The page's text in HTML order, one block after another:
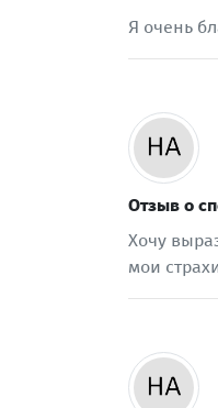
Я очень
Отзыв о
Хочу
мои